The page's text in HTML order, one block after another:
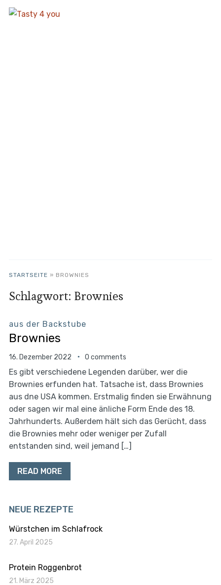
STARTSEITE » BROWNIES
Schlagwort: Brownies
aus der Backstube
Brownies
16. Dezember 2022 0 comments
Es gibt verschiedene Legenden darüber, wer die
Brownies erfunden hat. Tatsache ist, dass Brownies
aus dne USA kommen. Erstmalig finden sie Erwähnung
oder sagen wir mal eine änliche Form Ende des 18.
Jahrhunderts. Außerdem hält sich das Gerücht, dass
die Brownies mehr oder weniger per Zufall
entstanden sind, weil jemand […]
READ MORE
NEUE REZEPTE
Würstchen im Schlafrock
27. April 2025
Protein Roggenbrot
21. März 2025